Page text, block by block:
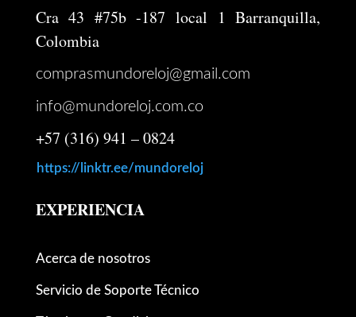
Cra 43 #75b -187 local 1 Barranquilla,
Colombia
comprasmundoreloj@gmail.com
info@mundoreloj.com.co
+57 (316) 941 – 0824
https://linktr.ee/mundoreloj
EXPERIENCIA
Acerca de nosotros
Servicio de Soporte Técnico